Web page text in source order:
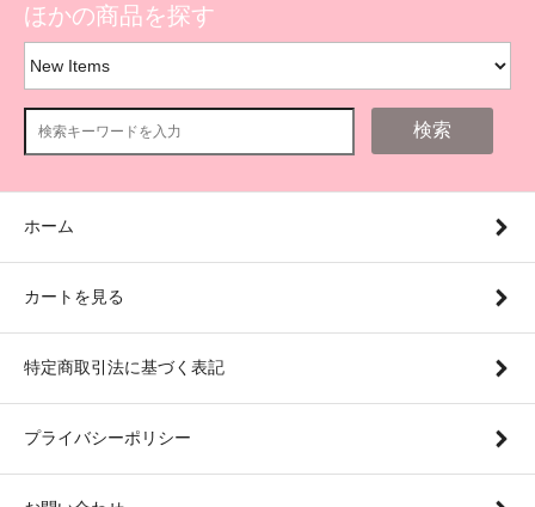
ほかの商品を探す
検索
ホーム
カートを見る
特定商取引法に基づく表記
プライバシーポリシー